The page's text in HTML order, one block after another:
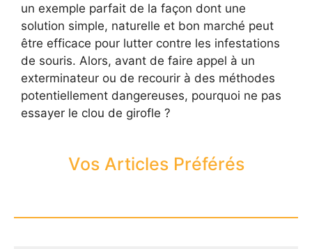
un exemple parfait de la façon dont une
solution simple, naturelle et bon marché peut
être efficace pour lutter contre les infestations
de souris. Alors, avant de faire appel à un
exterminateur ou de recourir à des méthodes
potentiellement dangereuses, pourquoi ne pas
essayer le clou de girofle ?
Vos Articles Préférés